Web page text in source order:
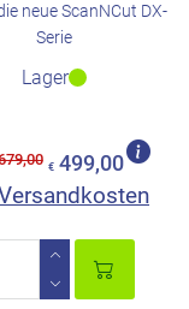
neue ScanNCut DX-
Serie
Lager
€ 499,00